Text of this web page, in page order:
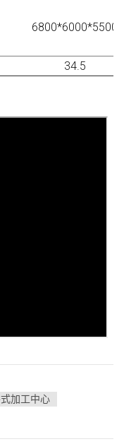
6800*6000*5500
34.5
加工中心